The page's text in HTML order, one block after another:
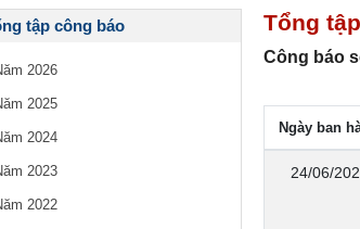
tập công báo
2026
2025
2024
2023
2022
Tổng
Công báo
Ngày ban
24/06/